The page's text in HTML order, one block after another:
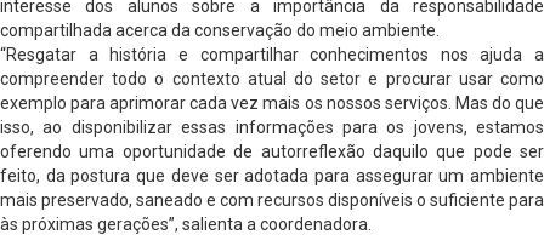
interesse dos alunos sobre a importância da responsabilidade
compartilhada acerca da conservação do meio ambiente.
“Resgatar a história e compartilhar conhecimentos nos ajuda a
compreender todo o contexto atual do setor e procurar usar como
exemplo para aprimorar cada vez mais os nossos serviços. Mas do que
isso, ao disponibilizar essas informações para os jovens, estamos
oferendo uma oportunidade de autorreflexão daquilo que pode ser
feito, da postura que deve ser adotada para assegurar um ambiente
mais preservado, saneado e com recursos disponíveis o suficiente para
às próximas gerações”, salienta a coordenadora.